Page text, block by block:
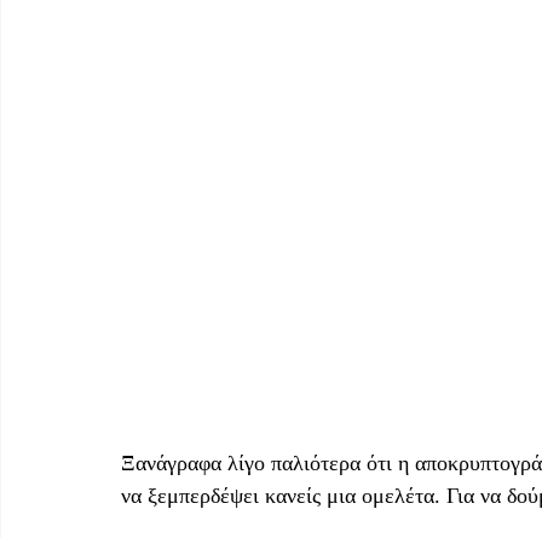
Ξανάγραφα λίγο παλιότερα ότι η
να ξεμπερδέψει κανείς μια ομελέτα. Για να